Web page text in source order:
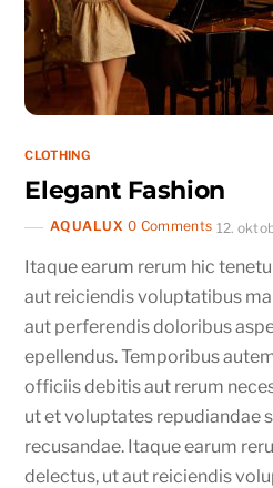
CLOTHING
Elegant Fashion
AQUALUX 0 Comments 12.
Itaque earum rerum hic
aut reiciendis voluptatibus
aut perferendis doloribus
epellendus. Temporibus
officiis debitis aut rerum
ut et voluptates repudiandae
recusandae. Itaque earum
delectus, ut aut reiciendis